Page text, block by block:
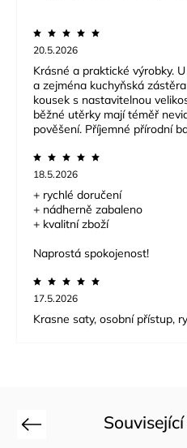
20.5.2026
Krásné a praktické výrobky.
a zejména kuchyňská
kousek s nastavitelnou
běžné utěrky mají téměř
pověšení. Příjemné přírodní
18.5.2026
+ rychlé doručení
+ nádherně zabaleno
+ kvalitní zboží
Naprostá spokojenost!
17.5.2026
Krasne saty, osobní přístup,
Previous